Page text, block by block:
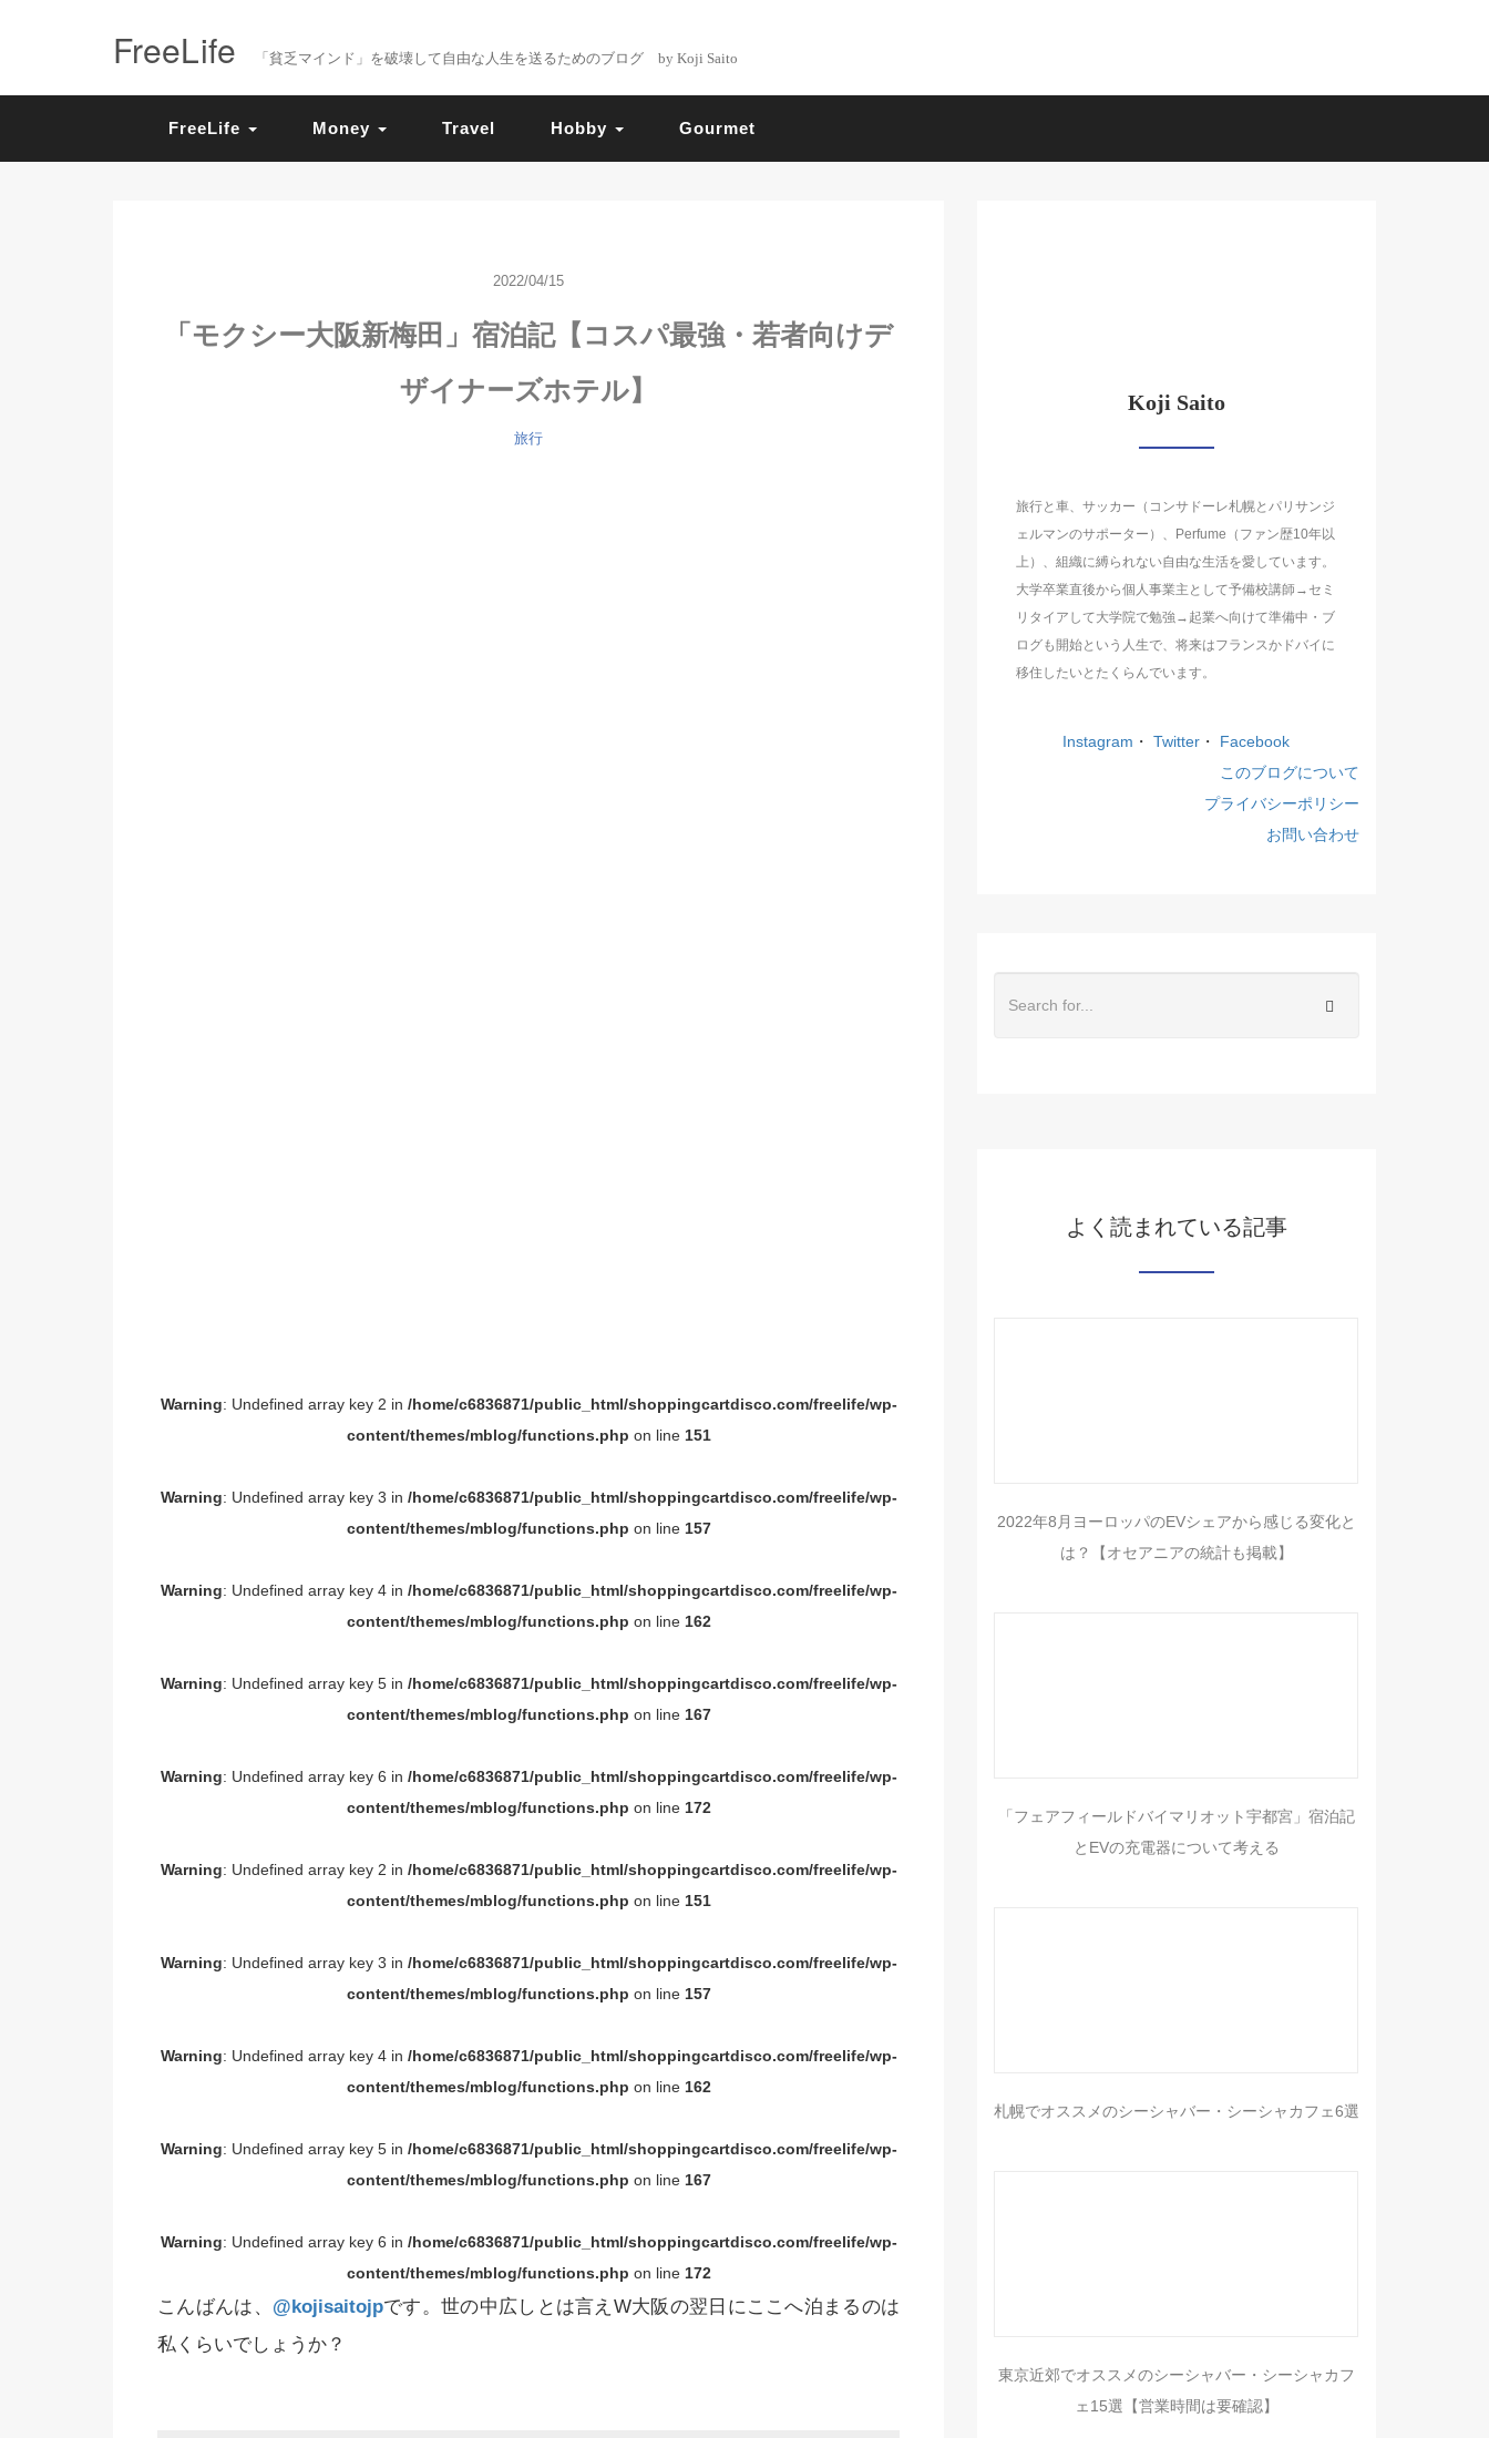
FreeLife 「貧乏マインド」を破壊して自由な人生を送るためのブログ by Koji Saito
FreeLife Money Travel Hobby Gourmet
2022/04/15
「モクシー大阪新梅田」宿泊記【コスパ最強・若者向けデ
ザイナーズホテル】
旅行
Warning: Undefined array key 2 in /home/c6836871/public_html/shoppingcartdisco.com/freelife/wp-
content/themes/mblog/functions.php on line 151
Warning: Undefined array key 3 in /home/c6836871/public_html/shoppingcartdisco.com/freelife/wp-
content/themes/mblog/functions.php on line 157
Warning: Undefined array key 4 in /home/c6836871/public_html/shoppingcartdisco.com/freelife/wp-
content/themes/mblog/functions.php on line 162
Warning: Undefined array key 5 in /home/c6836871/public_html/shoppingcartdisco.com/freelife/wp-
content/themes/mblog/functions.php on line 167
Warning: Undefined array key 6 in /home/c6836871/public_html/shoppingcartdisco.com/freelife/wp-
content/themes/mblog/functions.php on line 172
Warning: Undefined array key 2 in /home/c6836871/public_html/shoppingcartdisco.com/freelife/wp-
content/themes/mblog/functions.php on line 151
Warning: Undefined array key 3 in /home/c6836871/public_html/shoppingcartdisco.com/freelife/wp-
content/themes/mblog/functions.php on line 157
Warning: Undefined array key 4 in /home/c6836871/public_html/shoppingcartdisco.com/freelife/wp-
content/themes/mblog/functions.php on line 162
Warning: Undefined array key 5 in /home/c6836871/public_html/shoppingcartdisco.com/freelife/wp-
content/themes/mblog/functions.php on line 167
Warning: Undefined array key 6 in /home/c6836871/public_html/shoppingcartdisco.com/freelife/wp-
content/themes/mblog/functions.php on line 172
こんばんは、 @kojisaitojpです。世の中広しとは言えW大阪の翌日にここへ泊まるのは
私くらいでしょうか？
Koji Saito
旅行と車、サッカー（コンサドーレ札幌とパリサンジ
ェルマンのサポーター）、Perfume（ファン歴10年以
上）、組織に縛られない自由な生活を愛しています。
大学卒業直後から個人事業主として予備校講師→セミ
リタイアして大学院で勉強→起業へ向けて準備中・ブ
ログも開始という人生で、将来はフランスかドバイに
移住したいとたくらんでいます。
Instagram ・ Twitter ・
Facebook
このブログについて
プライバシーポリシー
お問い合わせ
よく読まれている記事
2022年8月ヨーロッパのEVシェアから感じる変化と
は？【オセアニアの統計も掲載】
「フェアフィールドバイマリオット宇都宮」宿泊記
とEVの充電器について考える
札幌でオススメのシーシャバー・シーシャカフェ6選
東京近郊でオススメのシーシャバー・シーシャカフ
ェ15選【営業時間は要確認】